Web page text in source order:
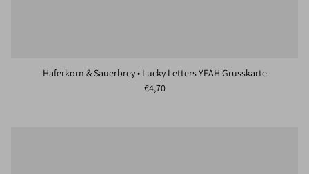
Haferkorn & Sauerbrey • Lucky Letters YEAH Grusskarte
Normaler Preis
€4,70